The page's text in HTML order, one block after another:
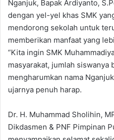
Nganjuk, Bapak Ardiyanto,
dengan yel-yel khas SMK
mendorong sekolah untuk
memberikan manfaat yang
“Kita ingin SMK
masyarakat, jumlah siswanya
mengharumkan nama
ujarnya penuh harap.
Dr. H. Muhammad Sholihin,
Dikdasmen & PNF Pimpinan